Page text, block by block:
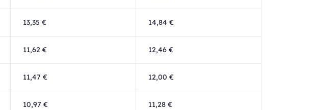
13,35 € 14,84 €
11,62 € 12,46 €
11,47 € 12,00 €
10,97 € 11,28 €